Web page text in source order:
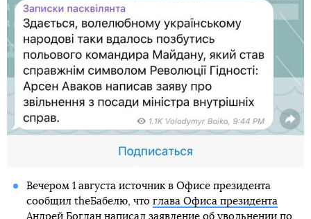
Вечером 1 августа источник в Офисе президента
сообщил theБабелю, что глава Офиса президента
Андрей Богдан написал заявление об увольнениипо